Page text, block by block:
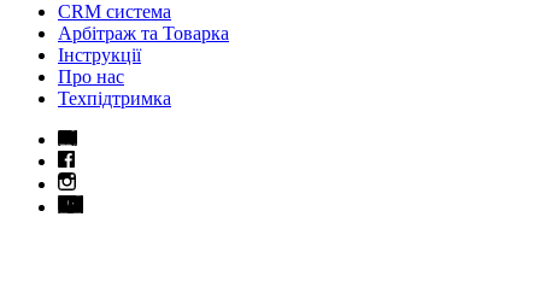
CRM система
Арбітраж та Товарка
Інструкції
Про нас
Техпідтримка